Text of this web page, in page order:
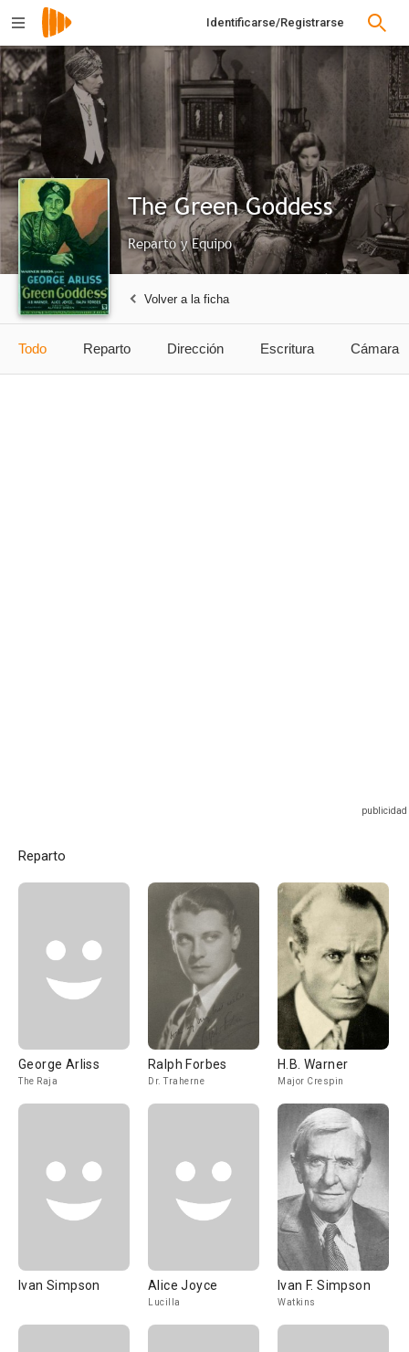
Identificarse/Registrarse
The Green Goddess
Reparto y Equipo
Volver a la ficha
Todo Reparto Dirección Escritura Cámara
Reparto
George Arliss
The Raja
Ralph Forbes
Dr. Traherne
H.B. Warner
Major Crespin
Ivan Simpson Alice Joyce
Lucilla
Ivan F. Simpson
Watkins